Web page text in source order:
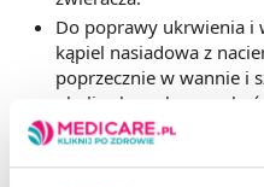
Do poprawy ukrwienia i
kąpiel nasiadowa z
poprzecznie w wannie i
okolice brzucha oraz
tym stale zimnej wody.
powinna trwać 5 minut.